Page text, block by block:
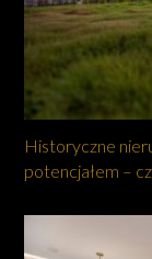
Historyczne
potencjałem –